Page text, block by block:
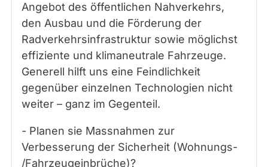
Angebot des öffentlichen Nahverkehrs,
den Ausbau und die Förderung der
Radverkehrsinfrastruktur sowie möglichst
effiziente und klimaneutrale Fahrzeuge.
Generell hilft uns eine Feindlichkeit
gegenüber einzelnen Technologien nicht
weiter – ganz im Gegenteil.
- Planen sie Massnahmen zur
Verbesserung der Sicherheit (Wohnungs-
/Fahrzeugeinbrüche)?